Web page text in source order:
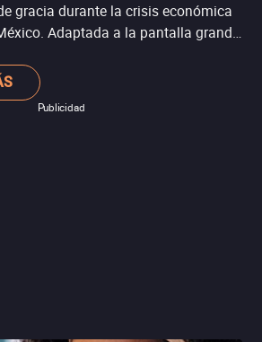
gracia durante la crisis económica
Adaptada a la pantalla grande,
Márquez Abella (‘Semana Santa’)
la sublime fotografía de Dariela
una maravillosa historia que lo
Publicidad